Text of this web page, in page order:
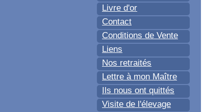
Livre d'or
Contact
Conditions de Vente
Liens
Nos retraités
Lettre à mon Maître
Ils nous ont quittés
Visite de l'élevage